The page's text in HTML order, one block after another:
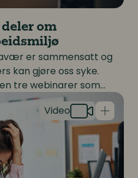
om
er sammensatt og
kan gjøre oss syke.
tre webinarer som
sykefravær og
tok for seg
innblikk i hvordan det er
å håndtere denne
kan gjøre. Se
- en utbredt og usynlig